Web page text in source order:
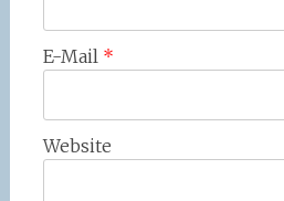
E-Mail *
Website